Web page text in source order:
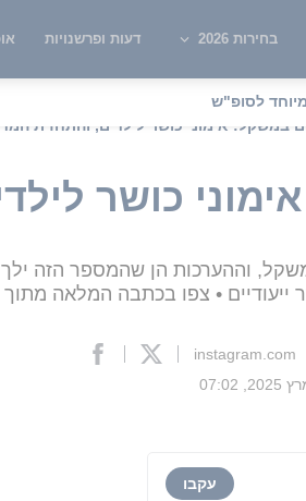
בחירות 2026 דעות ופרשנויות
מיוחד לסופ"ש
במשקל: אימוני כושר לילדים, והתחזית
כושר
וההערכות הן שהמספר הזה
ייעודיים • צפו בכתבה המלאה
instagram.com
עקבו